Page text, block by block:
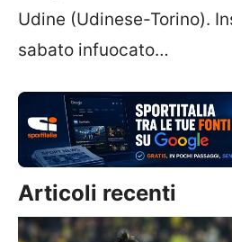
Udine (Udinese-Torino).
sabato infuocato…
Articoli recenti